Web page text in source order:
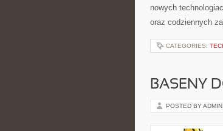
nowych
oraz codziennych
CATEGORIES:
BASENY
POSTED BY ADMIN